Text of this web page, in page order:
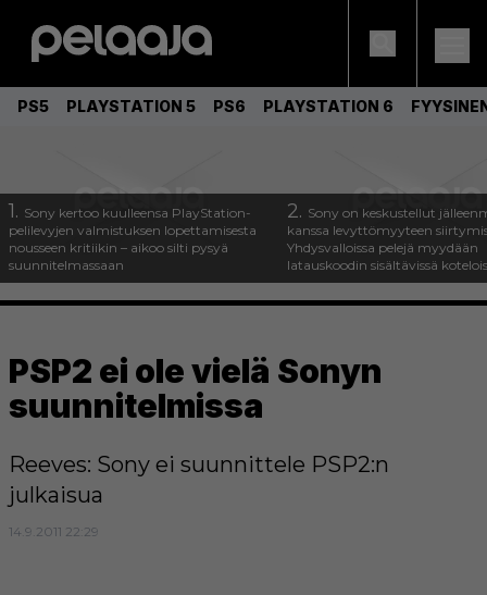
PS5 PLAYSTATION 5 PS6 PLAYSTATION 6
1. Sony kertoo kuulleensa PlayStation-
pelilevyjen valmistuksen lopettamisesta
nousseen kritiikin – aikoo silti pysyä
suunnitelmassaan
2. Sony on keskustellut
kanssa levyttömyyteen
Yhdysvalloissa pelejä myydään
latauskoodin sisältävissä
PSP2 ei ole vielä Sonyn
suunnitelmissa
Reeves: Sony ei suunnittele PSP2:n
julkaisua
14.9.2011 22:29